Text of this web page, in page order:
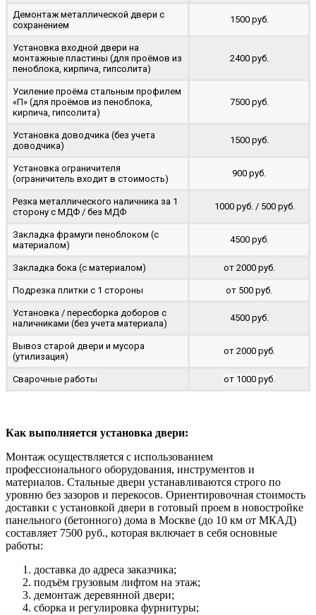
Демонтаж металлической двери с
сохранением
1500 руб.
Установка входной двери на
монтажные пластины (для проёмов из
пеноблока, кирпича, гипсолита)
2400 руб.
Усиление проёма стальным профилем
«П» (для проёмов из пеноблока,
кирпича, гипсолита)
7500 руб.
Установка доводчика (без учета
доводчика)
1500 руб.
Установка ограничителя
(ограничитель входит в стоимость)
900 руб.
Резка металлического наличника за 1
сторону с МДФ / без МДФ
1000 руб. / 500 руб.
Закладка фрамуги пеноблоком (с
материалом)
4500 руб.
Закладка бока (с материалом) от 2000 руб.
Подрезка плитки с 1 стороны от 500 руб.
Установка / пересборка доборов с
наличниками (без учета материала)
4500 руб.
Вывоз старой двери и мусора
(утилизация)
от 2000 руб.
Сварочные работы от 1000 руб.
Как выполняется установка двери:
Монтаж осуществляется с использованием
профессионального оборудования, инструментов и
материалов. Стальные двери устанавливаются строго по
уровню без зазоров и перекосов. Ориентировочная стоимость
доставки с установкой двери в готовый проем в новостройке
панельного (бетонного) дома в Москве (до 10 км от МКАД)
составляет 7500 руб., которая включает в себя основные
работы:
доставка до адреса заказчика;
подъём грузовым лифтом на этаж;
демонтаж деревянной двери;
сборка и регулировка фурнитуры;